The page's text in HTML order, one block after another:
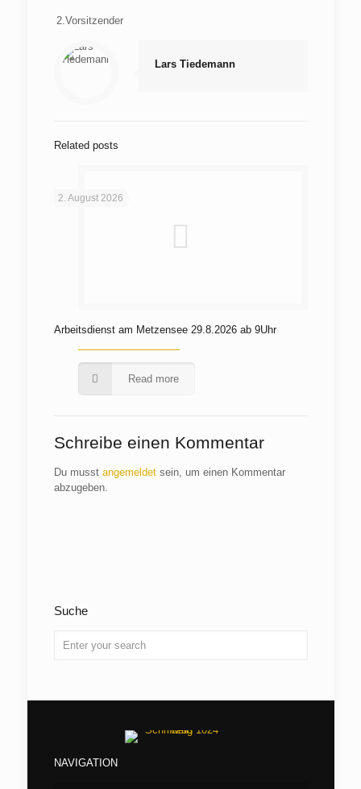
2.Vorsitzender
Lars Tiedemann
Related posts
2. August 2026
Arbeitsdienst am Metzensee 29.8.2026 ab 9Uhr
Read more
Schreibe einen Kommentar
Du musst angemeldetsein, um einen Kommentar
abzugeben.
Suche
NAVIGATION